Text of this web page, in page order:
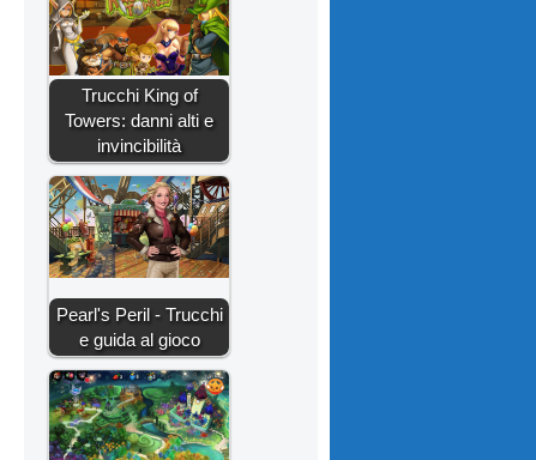
Trucchi King of
Towers: danni alti e
invincibilità
Pearl's Peril - Trucchi
e guida al gioco